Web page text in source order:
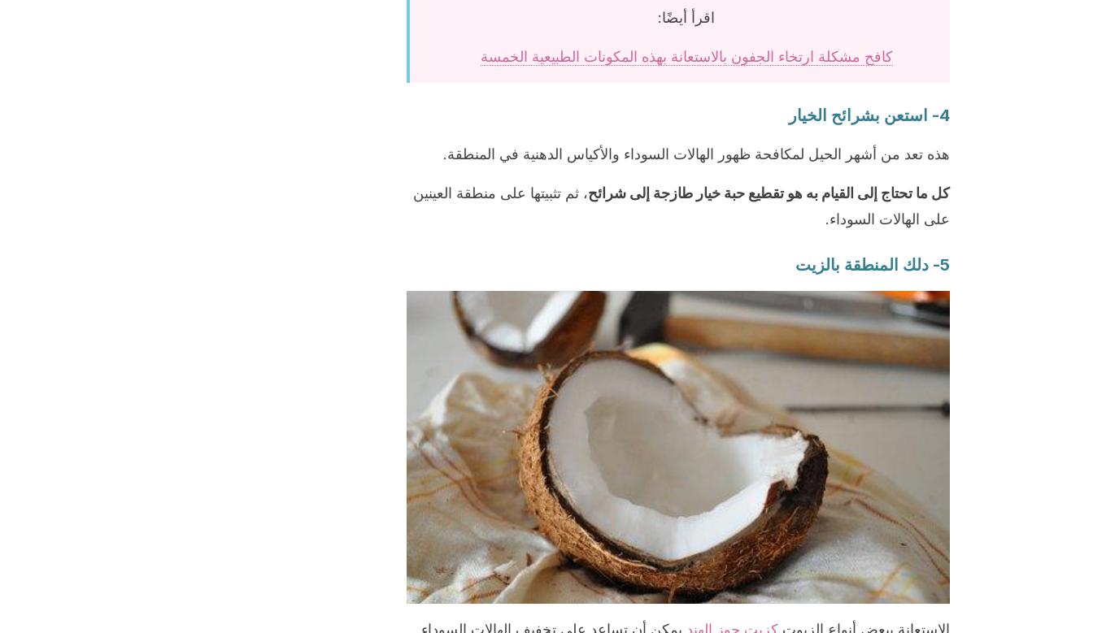
اقرأ أيضًا:
كافح مشكلة ارتخاء الجفون بالاستعانة بهذه المكونات الطبيعية الخمسة
4- استعن بشرائح الخيار
هذه تعد من أشهر الحيل لمكافحة ظهور الهالات السوداء والأكياس الدهنية في المنطقة.
كل ما تحتاج إلى القيام به هو تقطيع حبة خيار طازجة إلى شرائح، ثم تثبيتها على منطقة العينين
على الهالات السوداء.
5- دلك المنطقة بالزيت
الاستعانة ببعض أنواع الزيوت كزيت جوز الهند يمكن أن تساعد على تخفيف الهالات السوداء